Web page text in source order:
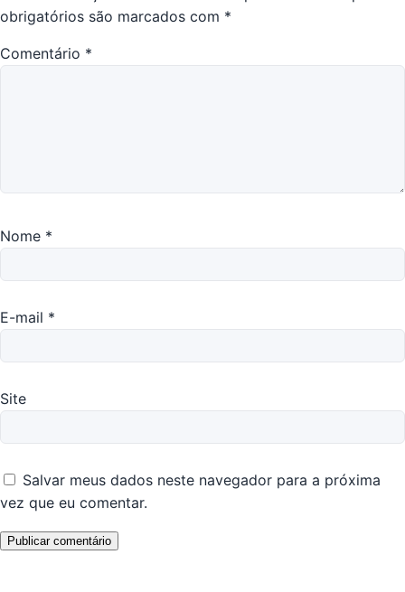
obrigatórios são marcados com *
Comentário *
Nome *
E-mail *
Site
Salvar meus dados neste navegador para a próxima
vez que eu comentar.